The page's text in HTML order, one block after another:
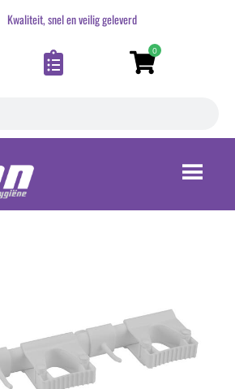
Kwaliteit, snel en veilig geleverd
0